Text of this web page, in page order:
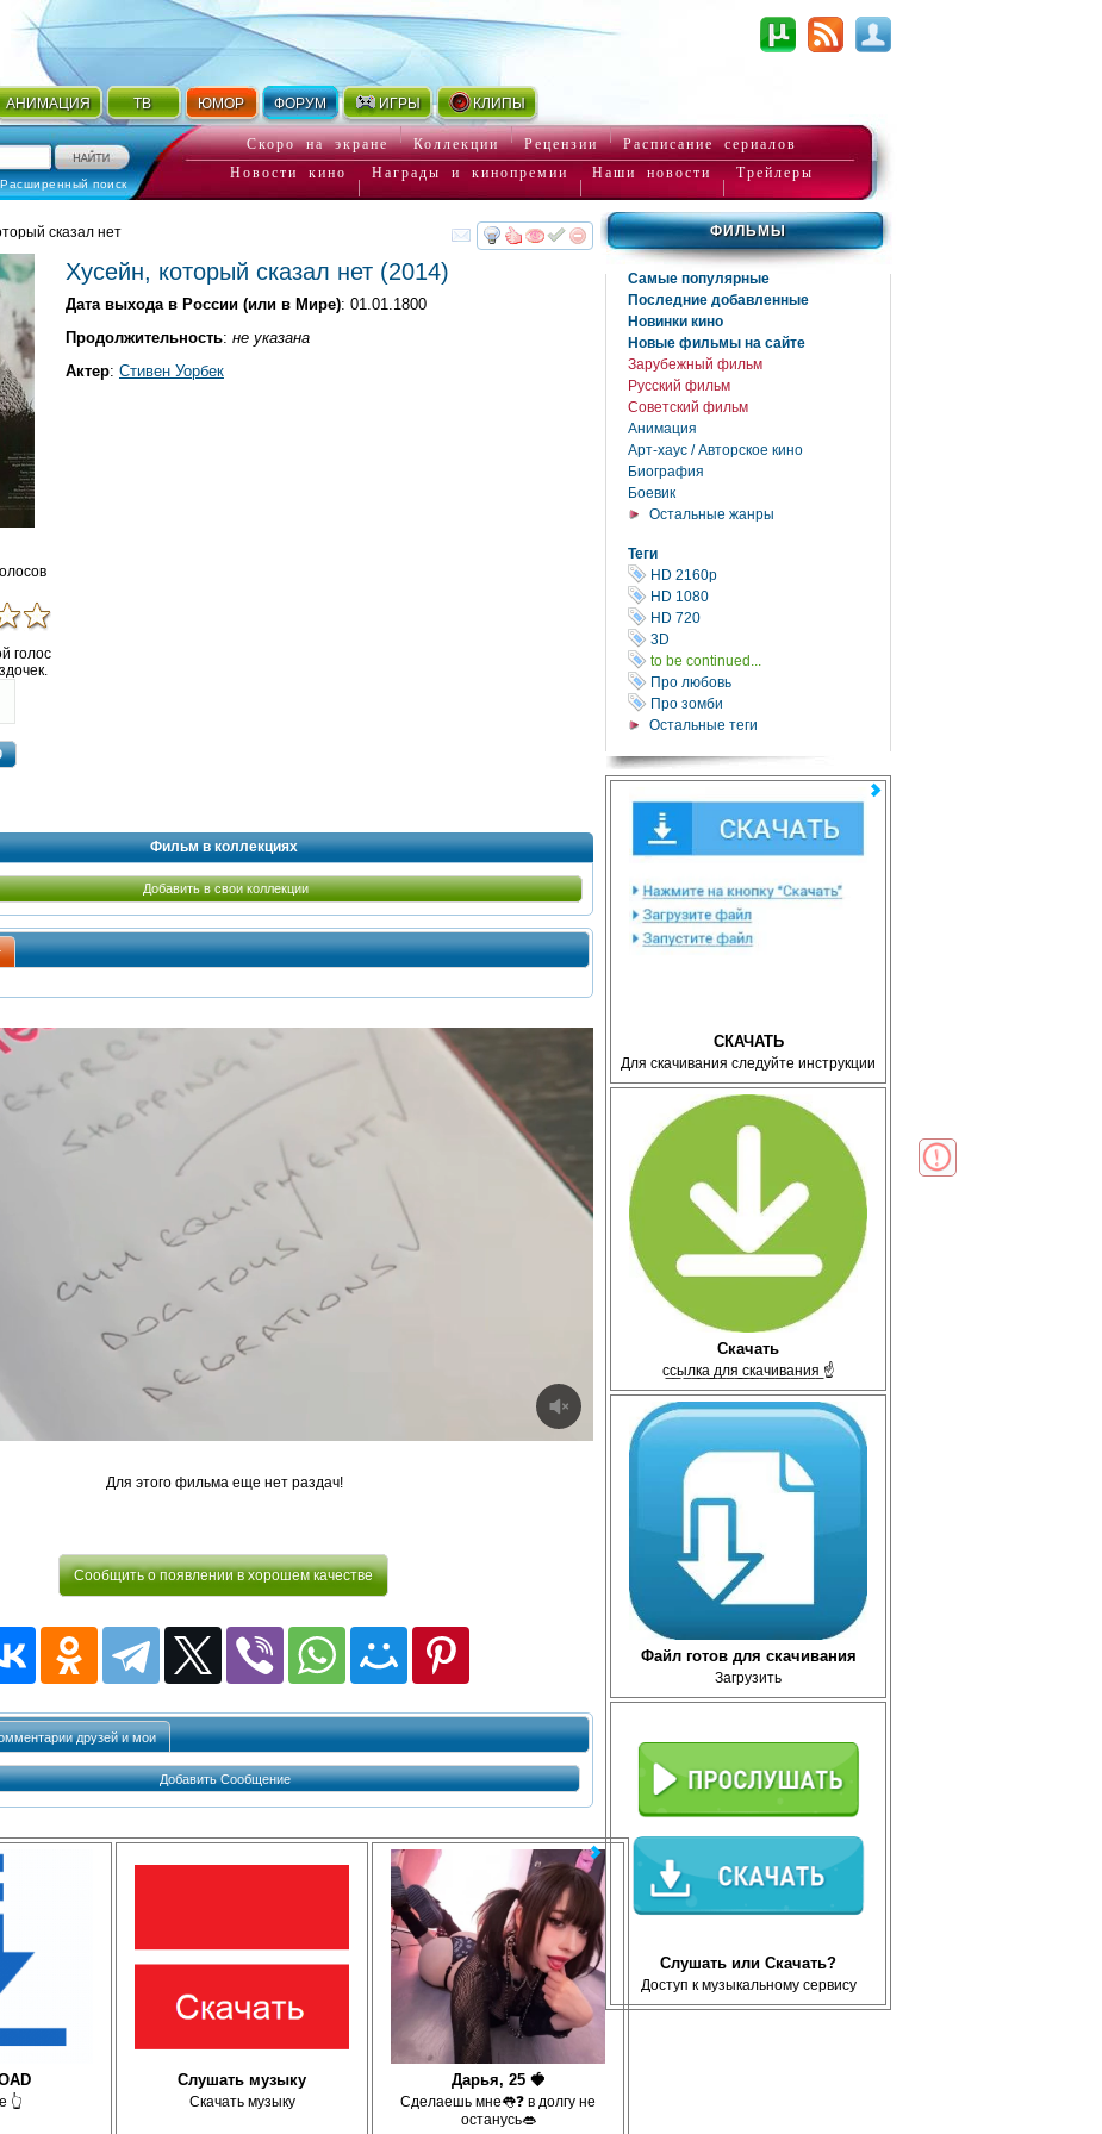
АНИМАЦИЯ ТВ ЮМОР ФОРУМ ИГРЫ КЛИПЫ
поиск
Скоро на экране Коллекции Рецензии
Расписание сериалов
Новости кино
Награды и кинопремии Наши новости Трейлеры
ФИЛЬМЫ
Самые популярные
Последние добавленные
Новинки кино
Новые фильмы на сайте
Зарубежный фильм
Русский фильм
Советский фильм
Анимация
Арт-хаус / Авторское кино
Биография
Боевик
Остальные жанры
Теги
HD 2160р
HD 1080
HD 720
3D
to be continued...
Про любовь
Про зомби
Остальные теги
СКАЧАТЬ
Для скачивания следуйте инструкции
Скачать
с̲с̲ы̲л̲к̲а̲ ̲д̲л̲я̲ ̲с̲к̲а̲ч̲и̲в̲а̲н̲и̲я̲ ☝
Файл готов для скачивания
Загрузить
Слушать или Скачать?
Доступ к музыкальному сервису
смотретьинтересует
сказал нет
голос
Хусейн, который сказал нет (2014)
Дата выхода в России (или в Мире): 01.01.1800
Продолжительность: не указана
Актер: Стивен Уорбек
Фильм в коллекциях
Добавить в свои коллекции
Для этого фильма еще нет раздач!
Сообщить о появлении в хорошем качестве
друзей и мои
Добавить Сообщение
👆
Слушать музыку
Скачать музыку
Дарья, 25 🍓
Сделаешь мне👅❓ в долгу не
останусь👄